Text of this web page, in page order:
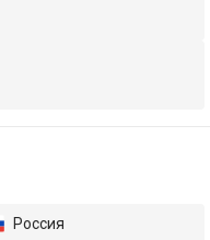
Россия